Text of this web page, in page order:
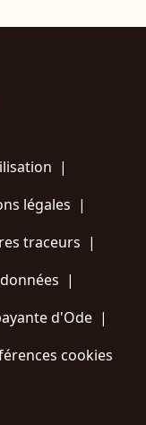
|
légales |
traceurs |
|
d'Ode |
cookies